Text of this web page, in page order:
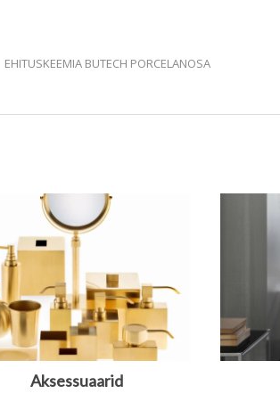
EHITUSKEEMIA BUTECH PORCELANOSA
Aksessuaarid